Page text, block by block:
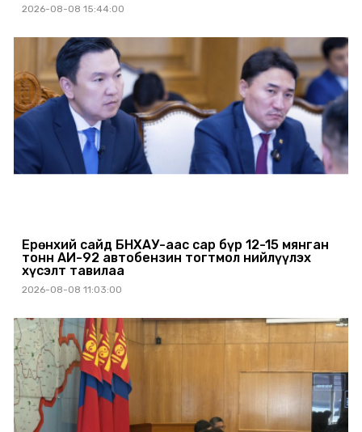
2026-08-08 15:44:00
Ерөнхий сайд БНХАУ-аас сар бүр 12-15 мянган
тонн АИ-92 автобензин тогтмол нийлүүлэх
хүсэлт тавилаа
2026-08-08 11:03:00